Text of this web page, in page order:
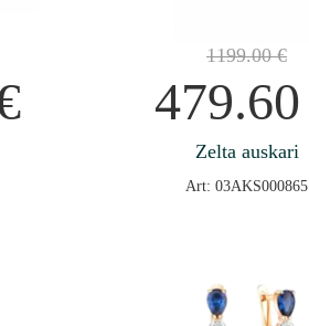
1199.00€
479.60
Zelta auskari
Art: 03AKS000865